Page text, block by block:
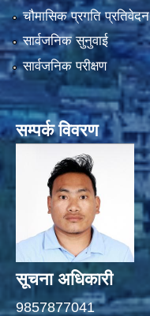
चौमासिक प्रगति प्रतिवेदन
सार्वजनिक सुनुवाई
सार्वजनिक परीक्षण
सम्पर्क विवरण
सूचना अधिकारी
9857877041